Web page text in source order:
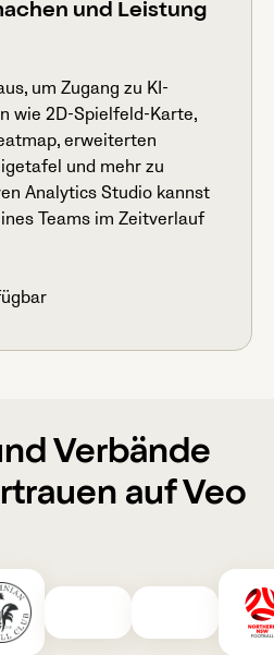
und Leistung
um Zugang zu KI-
wie 2D-Spielfeld-Karte,
erweiterten
und mehr zu
Analytics Studio kannst
Teams im Zeitverlauf
Verbände
auf Veo